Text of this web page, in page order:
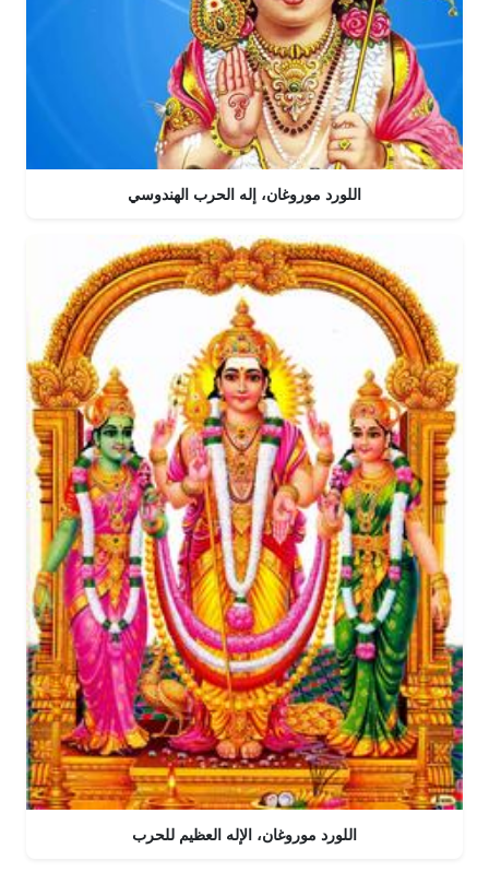
اللورد موروغان، إله الحرب الهندوسي
اللورد موروغان، الإله العظيم للحرب